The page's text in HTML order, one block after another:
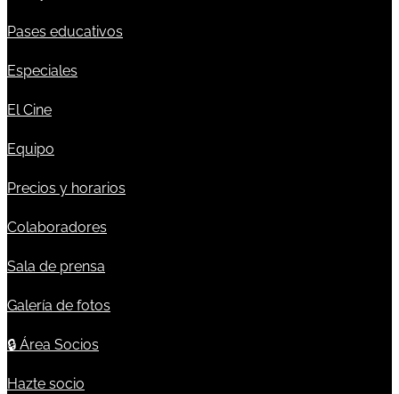
Pases educativos
Especiales
El Cine
Equipo
Precios y horarios
Colaboradores
Sala de prensa
Galería de fotos
🔒 Área Socios
Hazte socio